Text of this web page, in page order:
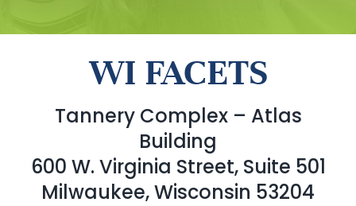
WI FACETS
Tannery Complex – Atlas
Building
600 W. Virginia Street, Suite 501
Milwaukee, Wisconsin 53204